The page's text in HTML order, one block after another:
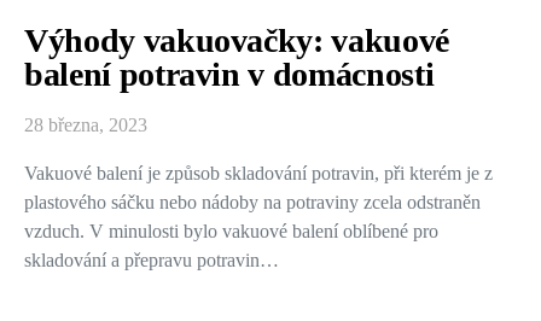
Výhody vakuovačky: vakuové
balení potravin v domácnosti
28 března, 2023
Vakuové balení je způsob skladování potravin, při kterém je z
plastového sáčku nebo nádoby na potraviny zcela odstraněn
vzduch. V minulosti bylo vakuové balení oblíbené pro
skladování a přepravu potravin…